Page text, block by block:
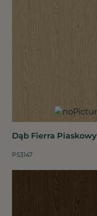
Dąb Fierra Piaskowy
PS3147